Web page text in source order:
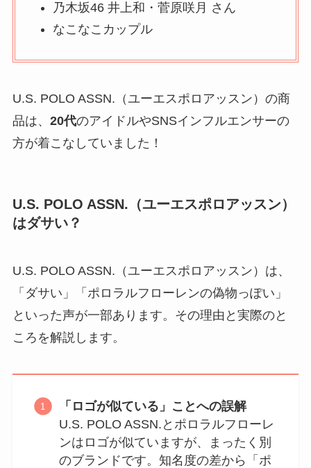
乃木坂46 井上和・菅原咲月 さん
なこなこカップル
U.S. POLO ASSN.（ユーエスポロアッスン）の商
品は、 20代のアイドルやSNSインフルエンサーの
方が着こなしていました！
U.S. POLO ASSN.（ユーエスポロアッスン）
はダサい？
U.S. POLO ASSN.（ユーエスポロアッスン）は、
「ダサい」「ポロラルフローレンの偽物っぽい」
といった声が一部あります。その理由と実際のと
ころを解説します。
「ロゴが似ている」ことへの誤解
U.S. POLO ASSN.とポロラルフローレ
ンはロゴが似ていますが、まったく別
のブランドです。知名度の差から「ポ